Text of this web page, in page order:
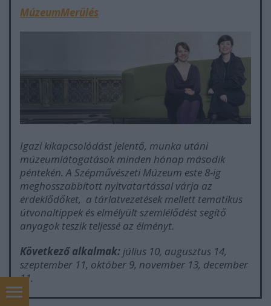
MúzeumMerülés
Igazi kikapcsolódást jelentő, munka utáni
múzeumlátogatások minden hónap második
péntekén. A Szépművészeti Múzeum este 8-ig
meghosszabbított nyitvatartással várja az
érdeklődőket, a tárlatvezetések mellett tematikus
útvonaltippek és elmélyült szemlélődést segítő
anyagok teszik teljessé az élményt.
Következő alkalmak: július 10, augusztus 14,
szeptember 11, október 9, november 13, december
11.